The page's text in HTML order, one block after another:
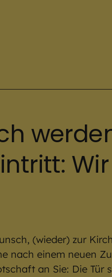
(wieder) zur
nach einem neuen
an Sie: Die Tür